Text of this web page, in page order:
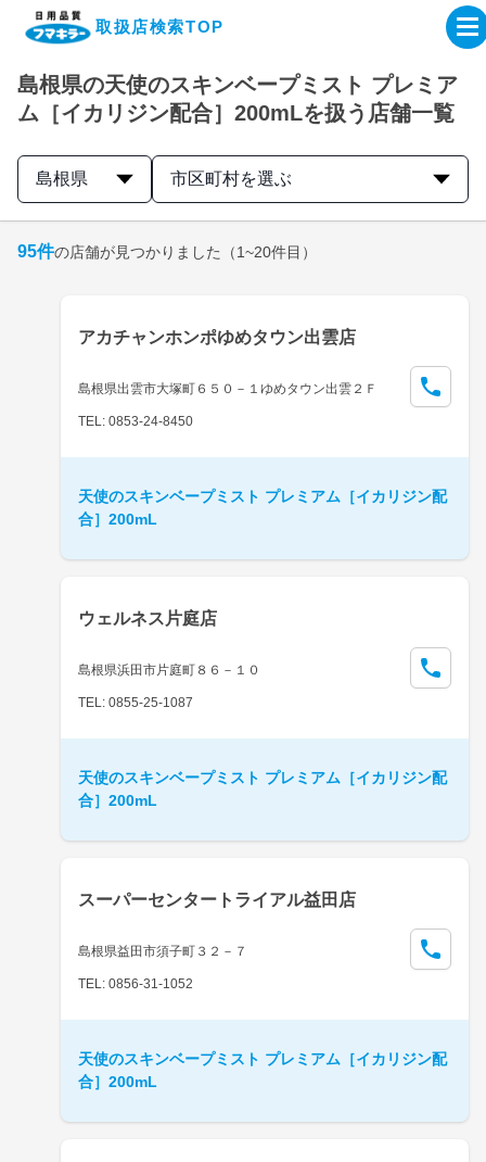
取扱店検索TOP
企業・IR情報サイト
製品情報サイト
取扱店検索はこちら
島根県の天使のスキンベープミスト プレミア
ム［イカリジン配合］200mLを扱う店舗一覧
島根県 市区町村を選ぶ
95件の店舗が見つかりました （1~20件目）
アカチャンホンポゆめタウン出雲店
島根県出雲市大塚町６５０－１ゆめタウン出雲２Ｆ
TEL: 0853-24-8450
天使のスキンベープミスト プレミアム［イカリジン配
合］200mL
ウェルネス片庭店
島根県浜田市片庭町８６－１０
TEL: 0855-25-1087
天使のスキンベープミスト プレミアム［イカリジン配
合］200mL
スーパーセンタートライアル益田店
島根県益田市須子町３２－７
TEL: 0856-31-1052
天使のスキンベープミスト プレミアム［イカリジン配
合］200mL